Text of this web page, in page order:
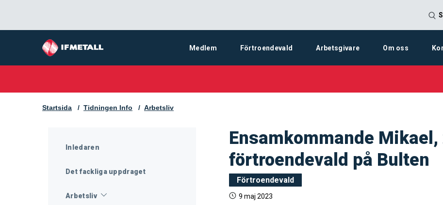
Medlem Förtroendevald Arbetsgivare Om oss
Startsida Tidningen Info Arbetsliv
Inledaren
Det fackliga uppdraget
Arbetsliv
Ensamkommande Mikael,
förtroendevald på Bulten
Förtroendevald
9 maj 2023